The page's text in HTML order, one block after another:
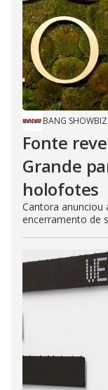
BANG SHOWBIZ
Fonte
Grande
holofotes
Cantora anunciou
encerramento de